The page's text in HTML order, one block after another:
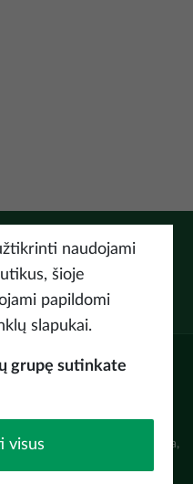
YoutubeThreads
(LIAA) Pērses iela 2, Rīga,
naudojami
šioje
papildomi
slapukai.
grupę sutinkate
visus